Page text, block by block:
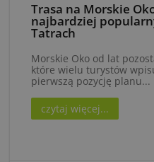
Trasa na Morskie
najbardziej
Tatrach
Morskie Oko od lat
które wielu turystów
pierwszą pozycję planu...
czytaj więcej...